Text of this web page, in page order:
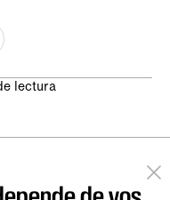
lectura